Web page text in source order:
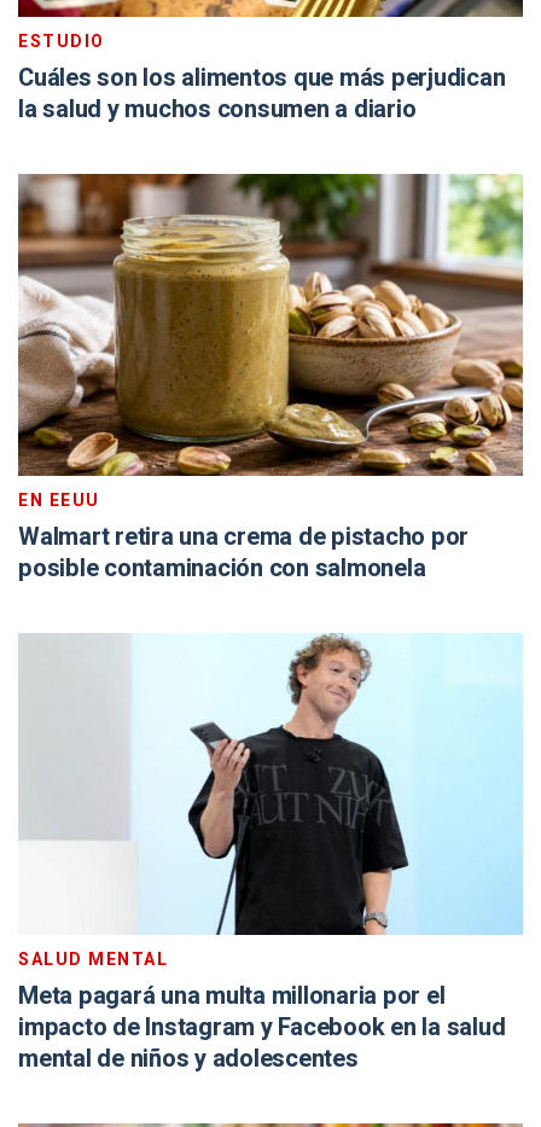
ESTUDIO
Cuáles son los alimentos que más perjudican
la salud y muchos consumen a diario
EN EEUU
Walmart retira una crema de pistacho por
posible contaminación con salmonela
SALUD MENTAL
Meta pagará una multa millonaria por el
impacto de Instagram y Facebook en la salud
mental de niños y adolescentes